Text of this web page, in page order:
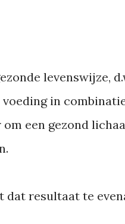
levenswijze,
in
een gezond
dat resultaat te